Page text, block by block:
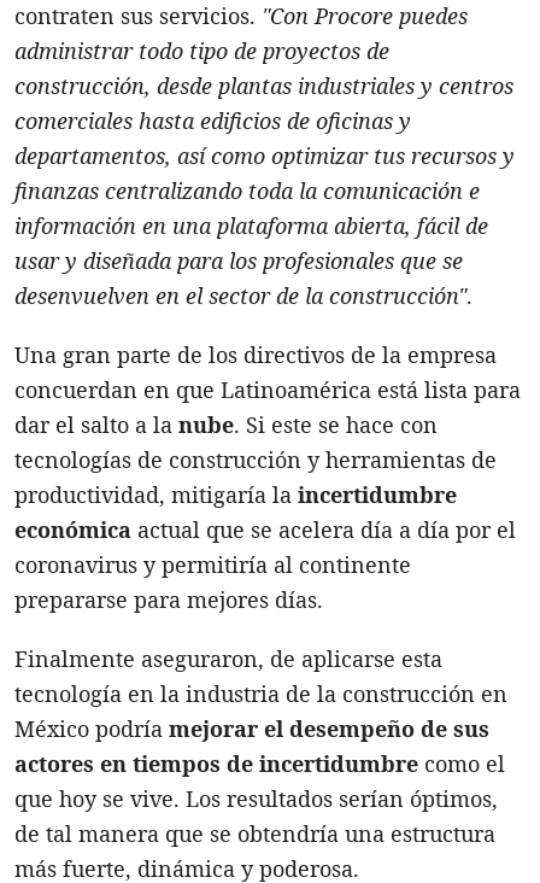
contraten sus servicios. "Con Procore puedes
administrar todo tipo de proyectos de
construcción, desde plantas industriales y centros
comerciales hasta edificios de oficinas y
departamentos, así como optimizar tus recursos y
finanzas centralizando toda la comunicación e
información en una plataforma abierta, fácil de
usar y diseñada para los profesionales que se
desenvuelven en el sector de la construcción".
Una gran parte de los directivos de la empresa
concuerdan en que Latinoamérica está lista para
dar el salto a la nube. Si este se hace con
tecnologías de construcción y herramientas de
productividad, mitigaría la incertidumbre
económica actual que se acelera día a día por el
coronavirus y permitiría al continente
prepararse para mejores días.
Finalmente aseguraron, de aplicarse esta
tecnología en la industria de la construcción en
México podría mejorar el desempeño de sus
actores en tiempos de incertidumbre como el
que hoy se vive. Los resultados serían óptimos,
de tal manera que se obtendría una estructura
más fuerte, dinámica y poderosa.